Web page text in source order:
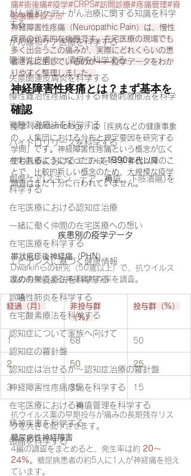
がん緩和ケア＋がん治療に関する知識を科学
する
がん緩和ケア医療を科学する
鬱滞性皮膚炎・潰瘍を科学する
失禁関連皮膚炎を科学する
慢性難治性疼痛に対する脊髄刺激療法を科学
する
脊髄刺激療法を科学する
ハイドロリリースを科学する
在宅医療におけるエコーを科学する
創傷ケア(スキン テア、褥瘡、下肢潰瘍)を
科学する
在宅医療における認知症治療
一緒に働く仲間の在宅医療への想い
在宅医療を科学する
エビデンスに基づく健康情報
攻めの栄養療法を科学する
誤嚥性肺炎を科学する
在宅酸素療法を科学する
認知症について家族へ向けて
認知症の羅針盤
認知症は治せるか～認知症治療の羅針盤
神経障害性疼痛疼痛を科学する
在宅医療における褥瘡管理を科学する
精神疾患を科学する
頭痛を科学する
痛#術後痛#疫学#CRPS#訪問診療#疼痛管理#脊
髄損傷#逗子市
神経障害性疼痛（Neuropathic Pain）は、慢性
疼痛の代表的な病態です。在宅医療の現場でも
多く出会うこの痛みが、実際にどれくらいの患
者さんに生じているのか——疫学データをわか
りやすく整理しました。
神経障害性疼痛とは？まず基本を
確認
疫学（epidemiology）は「疾病などの健康事象
の、人集団における分布と規定要因を研究する
学問」です。神経障害性疼痛という概念が広く
使われるようになったのは 1990年代以降のこ
とで、比較的新しい概念のため、大規模な疫学
調査はまだ十分に行われていません。
疾患別の疫学データ
帯状疱疹後神経痛（PHN）
Dwarkinらの研究（50歳以上）で、抗ウイルス
薬の有無による神経痛残存率を調査。
経過（月）
非投与群
（%）
投与群（%）
1 68 50
2 50 25
3 35 15
抗ウイルス薬の早期投与が痛みの長期残存リス
クを大きく低下させます。
糖尿病性神経障害
4編の調査をまとめると、発生率は約 20〜
24%。糖尿病患者の約5人に1人が神経痛を抱え
ています。